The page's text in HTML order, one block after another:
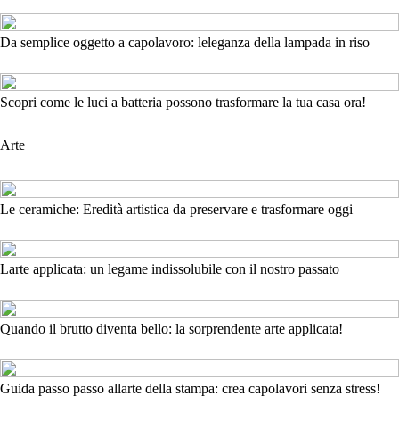
Da semplice oggetto a capolavoro: leleganza della lampada in riso
Scopri come le luci a batteria possono trasformare la tua casa ora!
Arte
Le ceramiche: Eredità artistica da preservare e trasformare oggi
Larte applicata: un legame indissolubile con il nostro passato
Quando il brutto diventa bello: la sorprendente arte applicata!
Guida passo passo allarte della stampa: crea capolavori senza stress!